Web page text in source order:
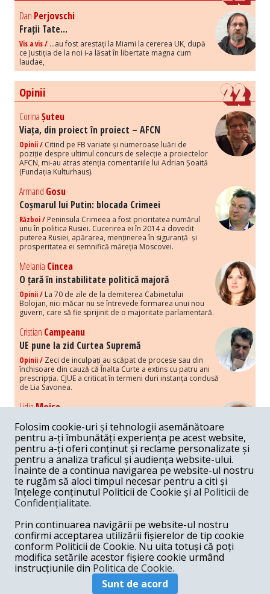
Dan Perjovschi
Frații Tate...
Vis a vis / ...au fost arestați la Miami la cererea UK, după
ce Justiția de la noi i-a lăsat în libertate magna cum
laudae,
Opinii
CorinaȘuteu
Viața, din proiect în proiect – AFCN
Opinii / Citind pe FB variate și numeroase luări de
poziție despre ultimul concurs de selecție a proiectelor
AFCN, mi-au atras atenția comentariile lui Adrian Șoaită
(Fundația Kulturhaus).
Armand Gosu
Coșmarul lui Putin: blocada Crimeei
Război / Peninsula Crimeea a fost prioritatea numărul
unu în politica Rusiei. Cucerirea ei în 2014 a dovedit
puterea Rusiei, apărarea, menținerea în siguranță și
prosperitatea ei semnifică măreția Moscovei.
Melania Cincea
O țară în instabilitate politică majoră
Opinii / La 70 de zile de la demiterea Cabinetului
Bolojan, nici măcar nu se întrevede formarea unui nou
guvern, care să fie sprijinit de o majoritate parlamentară.
Cristian Campeanu
UE pune la zid Curtea Supremă
Opinii / Zeci de inculpați au scăpat de procese sau din
închisoare din cauză că Înalta Curte a extins cu patru ani
prescripția. CJUE a criticat în termeni duri instanța condusă
de Lia Savonea.
LidiaMoise
Costurile economice ale haosului politic
Opinii / Economia nu poate rezista cu retorica falsă a
susținerii intereselor poporului, care, de fapt, ascunde
obsesia menținerii privilegiilor și a averilor unor caste.
Melania Cincea
Noi puseuri de xenofobie din partea românilor
„neaoși”
Periodic, în spațiul public sunt voci care lansează
mesaje xenofobe la adresa câte unui politician care deranjează un
anumit grup politico-mediatic, într-un anumit moment.
ArmandGosu
Unirea cu Moldova: modele istorice
Unirea cu Moldova depinde de intensitatea
amenințării haosului și anarhiei de dincolo de Nistru.
Folosim cookie-uri și tehnologii asemănătoare
pentru a-ți îmbunătăți experiența pe acest website,
pentru a-ți oferi conținut și reclame personalizate și
pentru a analiza traficul și audiența website-ului.
Înainte de a continua navigarea pe website-ul nostru
te rugăm să aloci timpul necesar pentru a citi și
înțelege conținutul Politicii de Cookie și al Politicii de
Confidențialitate.
Prin continuarea navigării pe website-ul nostru
confirmi acceptarea utilizării fișierelor de tip cookie
conform Politicii de Cookie. Nu uita totuși că poți
modifica setările acestor fișiere cookie urmând
instrucțiunile din Politica de Cookie.
Sunt de acord